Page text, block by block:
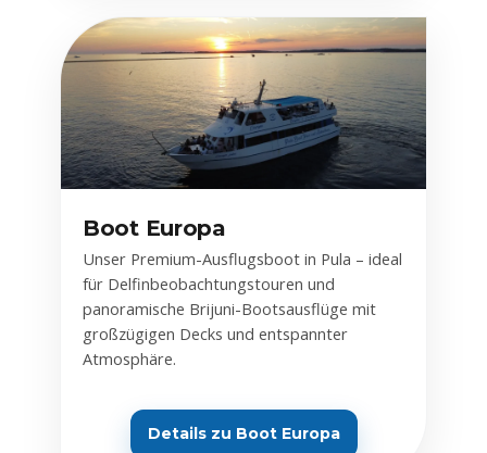
Boot Europa
Unser Premium-Ausflugsboot in Pula – ideal
für Delfinbeobachtungstouren und
panoramische Brijuni-Bootsausflüge mit
großzügigen Decks und entspannter
Atmosphäre.
Details zu Boot Europa